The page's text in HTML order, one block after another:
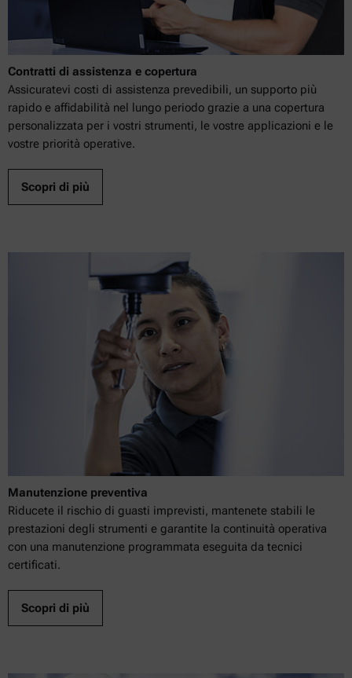
Contratti di assistenza e copertura
Assicuratevi costi di assistenza prevedibili, un supporto più
rapido e affidabilità nel lungo periodo grazie a una copertura
personalizzata per i vostri strumenti, le vostre applicazioni e le
vostre priorità operative.
Scopri di più
Manutenzione preventiva
Riducete il rischio di guasti imprevisti, mantenete stabili le
prestazioni degli strumenti e garantite la continuità operativa
con una manutenzione programmata eseguita da tecnici
certificati.
Scopri di più